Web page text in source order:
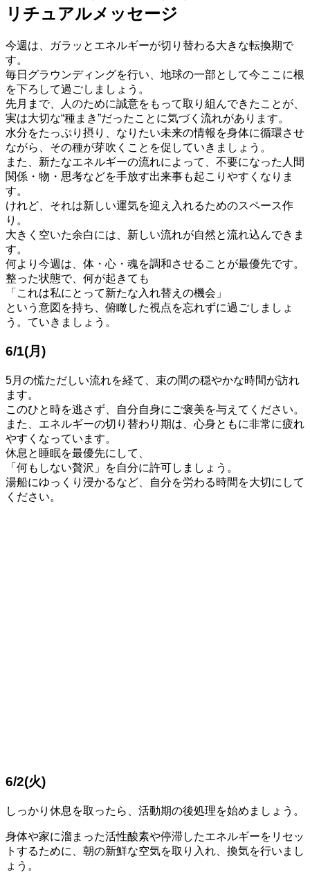
リチュアルメッセージ
今週は、ガラッとエネルギーが切り替わる大きな転換期で
す。
毎日グラウンディングを行い、地球の一部として今ここに根
を下ろして過ごしましょう。
先月まで、人のために誠意をもって取り組んできたことが、
実は大切な“種まき”だったことに気づく流れがあります。
水分をたっぷり摂り、なりたい未来の情報を身体に循環させ
ながら、その種が芽吹くことを促していきましょう。
また、新たなエネルギーの流れによって、不要になった人間
関係・物・思考などを手放す出来事も起こりやすくなりま
す。
けれど、それは新しい運気を迎え入れるためのスペース作
り。
大きく空いた余白には、新しい流れが自然と流れ込んできま
す。
何より今週は、体・心・魂を調和させることが最優先です。
整った状態で、何が起きても
「これは私にとって新たな入れ替えの機会」
という意図を持ち、俯瞰した視点を忘れずに過ごしましょ
う。ていきましょう。
6/1(月)
5月の慌ただしい流れを経て、束の間の穏やかな時間が訪れ
ます。
このひと時を逃さず、自分自身にご褒美を与えてください。
また、エネルギーの切り替わり期は、心身ともに非常に疲れ
やすくなっています。
休息と睡眠を最優先にして、
「何もしない贅沢」を自分に許可しましょう。
湯船にゆっくり浸かるなど、自分を労わる時間を大切にして
ください。
6/2(火)
しっかり休息を取ったら、活動期の後処理を始めましょう。
身体や家に溜まった活性酸素や停滞したエネルギーをリセッ
トするために、朝の新鮮な空気を取り入れ、換気を行いまし
ょう。